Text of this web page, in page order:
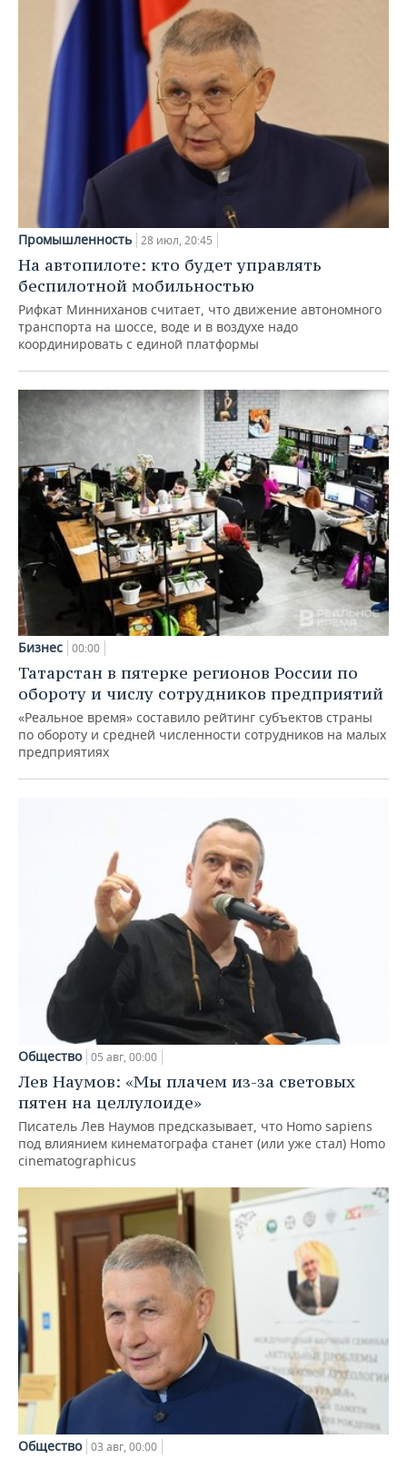
Промышленность 28 июл, 20:45
На автопилоте: кто будет управлять
беспилотной мобильностью
Рифкат Минниханов считает, что движение автономного
транспорта на шоссе, воде и в воздухе надо
координировать с единой платформы
Бизнес 00:00
Татарстан в пятерке регионов России по
обороту и числу сотрудников предприятий
«Реальное время» составило рейтинг субъектов страны
по обороту и средней численности сотрудников на малых
предприятиях
Общество 05 авг, 00:00
Лев Наумов: «Мы плачем из-за световых
пятен на целлулоиде»
Писатель Лев Наумов предсказывает, что Homo sapiens
под влиянием кинематографа станет (или уже стал) Homo
cinematographicus
Общество 03 авг, 00:00